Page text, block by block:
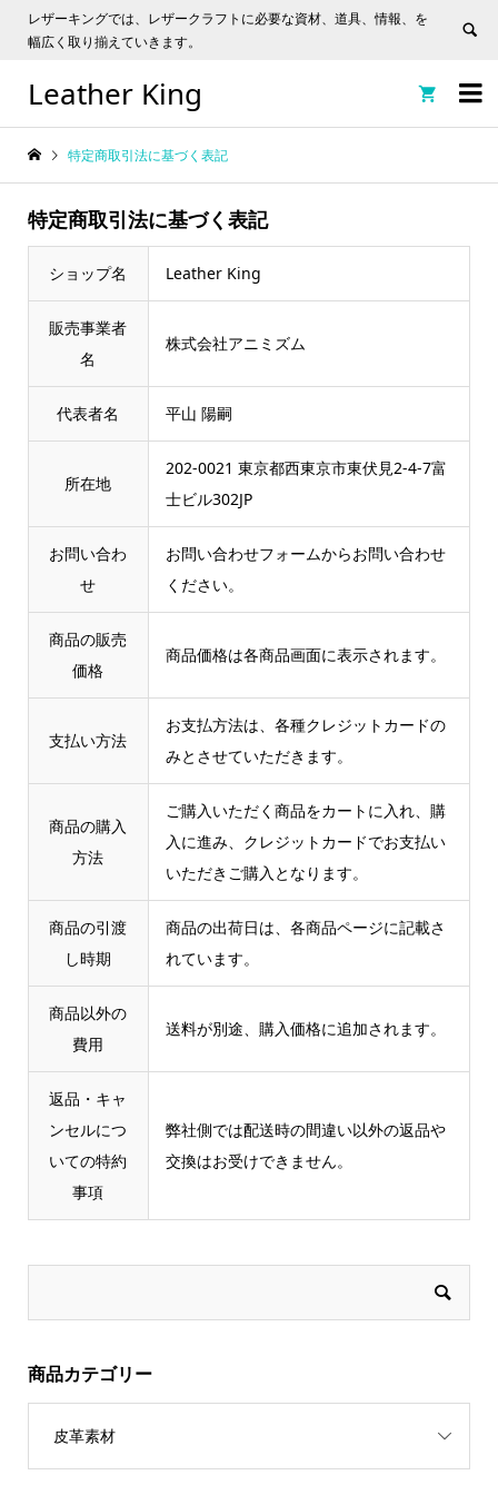
レザーキングでは、レザークラフトに必要な資材、道具、情報、を
幅広く取り揃えていきます。

Leather King 
特定商取引法に基づく表記
特定商取引法に基づく表記
ショップ名 Leather King
販売事業者
名
株式会社アニミズム
代表者名 平山 陽嗣
所在地
202-0021 東京都西東京市東伏見2-4-7富
士ビル302JP
お問い合わ
せ
お問い合わせフォームからお問い合わせ
ください。
商品の販売
価格
商品価格は各商品画面に表示されます。
支払い方法
お支払方法は、各種クレジットカードの
みとさせていただきます。
商品の購入
方法
ご購入いただく商品をカートに入れ、購
入に進み、クレジットカードでお支払い
いただきご購入となります。
商品の引渡
し時期
商品の出荷日は、各商品ページに記載さ
れています。
商品以外の
費用
送料が別途、購入価格に追加されます。
返品・キャ
ンセルにつ
いての特約
事項
弊社側では配送時の間違い以外の返品や
交換はお受けできません。
商品カテゴリー
皮革素材